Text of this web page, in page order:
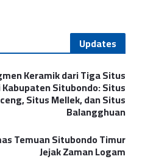
Updates
Keramik dari Tiga Situs
Situbondo: Situs
Situs Mellek, dan Situs
Balangghuan
Temuan Situbondo Timur
Jejak Zaman Logam